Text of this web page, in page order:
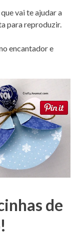
vai te ajudar a
para reproduzir.
encantador e
de